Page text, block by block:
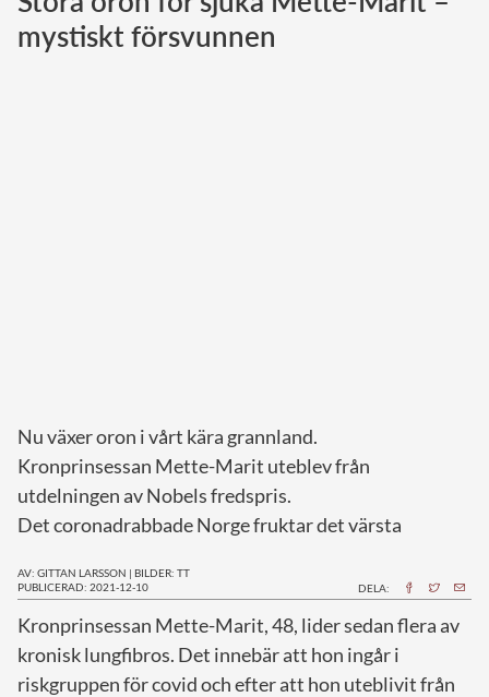
Norska kungahuset
mystiskt försvunnen
Nu växer oron i vårt kära grannland.
Kronprinsessan Mette-Marit uteblev från
utdelningen av Nobels fredspris.
Det coronadrabbade Norge fruktar det värsta
AV: GITTAN LARSSON | BILDER: TT
PUBLICERAD: 2021-12-10
DELA:
Kronprinsessan Mette-Marit, 48, lider sedan flera av
kronisk lungfibros. Det innebär att hon ingår i
riskgruppen för covid och efter att hon uteblivit från